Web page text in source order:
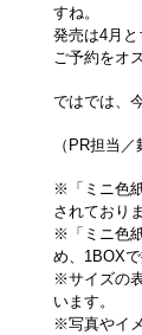
すね。
発売は4月
ご予約をオ
ではでは、
（PR担当／
※「ミニ色
されており
※「ミニ色
め、1BOX
※サイズの
います。
※写真やイ